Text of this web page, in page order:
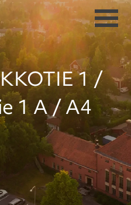
1 /
1 A / A4